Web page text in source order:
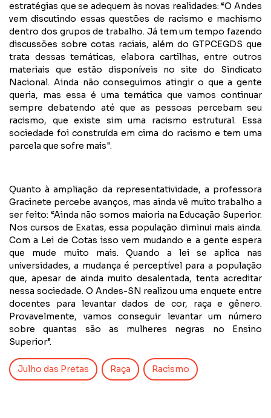
estratégias que se adequem às novas realidades: “O Andes
vem discutindo essas questões de racismo e machismo
dentro dos grupos de trabalho. Já tem um tempo fazendo
discussões sobre cotas raciais, além do GTPCEGDS que
trata dessas temáticas, elabora cartilhas, entre outros
materiais que estão disponíveis no site do Sindicato
Nacional. Ainda não conseguimos atingir o que a gente
queria, mas essa é uma temática que vamos continuar
sempre debatendo até que as pessoas percebam seu
racismo, que existe sim uma racismo estrutural. Essa
sociedade foi construída em cima do racismo e tem uma
parcela que sofre mais".
Quanto à ampliação da representatividade, a professora
Gracinete percebe avanços, mas ainda vê muito trabalho a
ser feito: “Ainda não somos maioria na Educação Superior.
Nos cursos de Exatas, essa população diminui mais ainda.
Com a Lei de Cotas isso vem mudando e a gente espera
que mude muito mais. Quando a lei se aplica nas
universidades, a mudança é perceptível para a população
que, apesar de ainda muito desalentada, tenta acreditar
nessa sociedade. O Andes-SN realizou uma enquete entre
docentes para levantar dados de cor, raça e gênero.
Provavelmente, vamos conseguir levantar um número
sobre quantas são as mulheres negras no Ensino
Superior”.
Julho das Pretas Raça Racismo